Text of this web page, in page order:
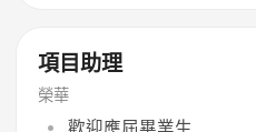
項目助理
榮華